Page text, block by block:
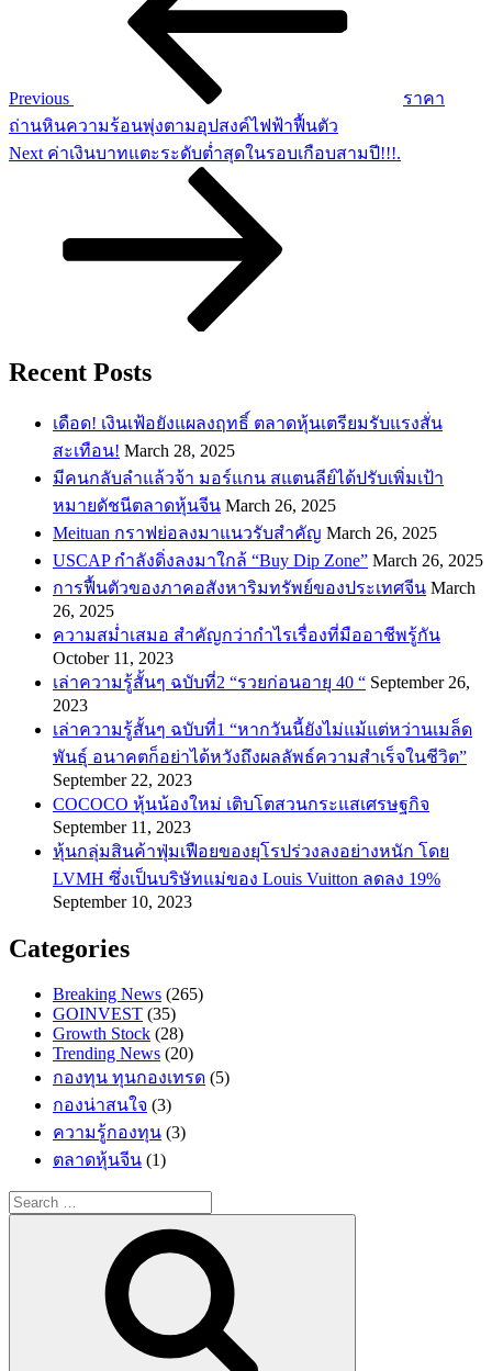
Previous
ราคา
ถ่านหินความร้อนพุ่งตามอุปสงค์ไฟฟ้าฟื้นตัว
Next
Post
Next ค่าเงินบาทแตะระดับต่ำสุดในรอบเกือบสามปี!!!.
Recent Posts
เดือด! เงินเฟ้อยังแผลงฤทธิ์ ตลาดหุ้นเตรียมรับแรงสั่น
สะเทือน! March 28, 2025
​มีคนกลับลำแล้วจ้า มอร์แกน สแตนลีย์ได้ปรับเพิ่มเป้า
หมายดัชนีตลาดหุ้นจีน March 26, 2025
Meituan กราฟย่อลงมาแนวรับสำคัญ March 26, 2025
USCAP กำลังดิ่งลงมาใกล้ “Buy Dip Zone” March 26, 2025
การฟื้นตัวของภาคอสังหาริมทรัพย์ของประเทศจีน March
26, 2025
ความสม่ำเสมอ สำคัญกว่ากำไรเรื่องที่มืออาชีพรู้กัน
October 11, 2023
เล่าความรู้สั้นๆ ฉบับที่2 “รวยก่อนอายุ 40 “ September 26,
2023
เล่าความรู้สั้นๆ ฉบับที่1 “หากวันนี้ยังไม่แม้แต่หว่านเมล็ด
พันธ์ุ อนาคตก็อย่าได้หวังถึงผลลัพธ์ความสำเร็จในชีวิต”
September 22, 2023
COCOCO หุ้นน้องใหม่ เติบโตสวนกระแสเศรษฐกิจ
September 11, 2023
หุ้นกลุ่มสินค้าฟุ่มเฟือยของยุโรปร่วงลงอย่างหนัก โดย
LVMH ซึ่งเป็นบริษัทแม่ของ Louis Vuitton ลดลง 19%
September 10, 2023
Categories
Breaking News (265)
GOINVEST (35)
Growth Stock (28)
Trending News (20)
กองทุน ทุนกองเทรด (5)
กองน่าสนใจ (3)
ความรู้กองทุน (3)
ตลาดหุ้นจีน (1)
Search
for: